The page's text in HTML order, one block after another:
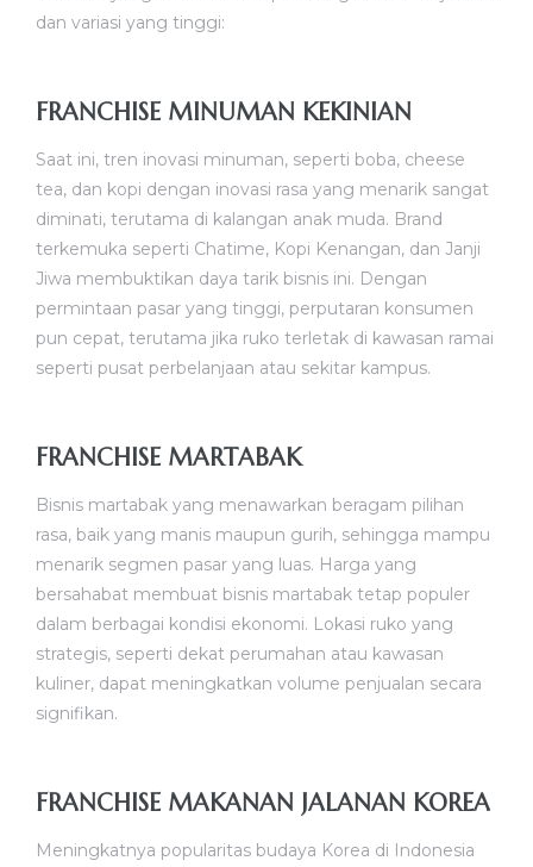
dan variasi yang tinggi:
FRANCHISE MINUMAN KEKINIAN
Saat ini, tren inovasi minuman, seperti boba, cheese
tea, dan kopi dengan inovasi rasa yang menarik sangat
diminati, terutama di kalangan anak muda. Brand
terkemuka seperti Chatime, Kopi Kenangan, dan Janji
Jiwa membuktikan daya tarik bisnis ini. Dengan
permintaan pasar yang tinggi, perputaran konsumen
pun cepat, terutama jika ruko terletak di kawasan ramai
seperti pusat perbelanjaan atau sekitar kampus.
FRANCHISE MARTABAK
Bisnis martabak yang menawarkan beragam pilihan
rasa, baik yang manis maupun gurih, sehingga mampu
menarik segmen pasar yang luas. Harga yang
bersahabat membuat bisnis martabak tetap populer
dalam berbagai kondisi ekonomi. Lokasi ruko yang
strategis, seperti dekat perumahan atau kawasan
kuliner, dapat meningkatkan volume penjualan secara
signifikan.
FRANCHISE MAKANAN JALANAN KOREA
Meningkatnya popularitas budaya Korea di Indonesia